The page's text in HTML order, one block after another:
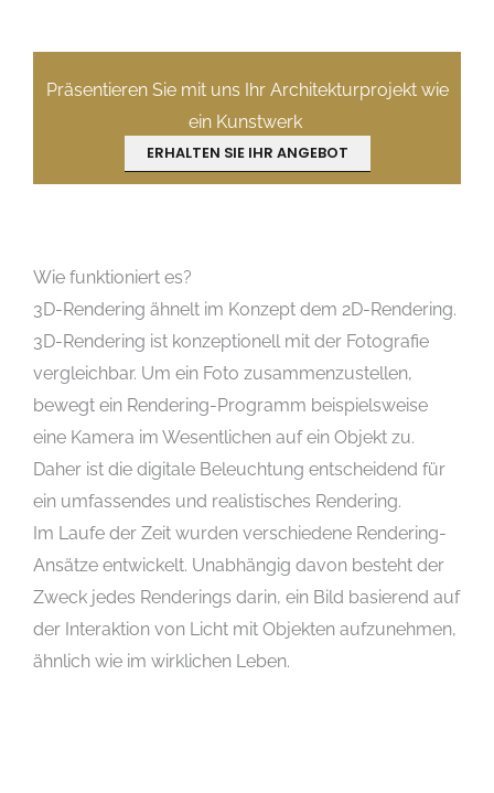
Präsentieren Sie mit uns Ihr Architekturprojekt wie
ein Kunstwerk
ERHALTEN SIE IHR ANGEBOT
Wie funktioniert es?
3D-Rendering ähnelt im Konzept dem 2D-Rendering.
3D-Rendering ist konzeptionell mit der Fotografie
vergleichbar. Um ein Foto zusammenzustellen,
bewegt ein Rendering-Programm beispielsweise
eine Kamera im Wesentlichen auf ein Objekt zu.
Daher ist die digitale Beleuchtung entscheidend für
ein umfassendes und realistisches Rendering.
Im Laufe der Zeit wurden verschiedene Rendering-
Ansätze entwickelt. Unabhängig davon besteht der
Zweck jedes Renderings darin, ein Bild basierend auf
der Interaktion von Licht mit Objekten aufzunehmen,
ähnlich wie im wirklichen Leben.